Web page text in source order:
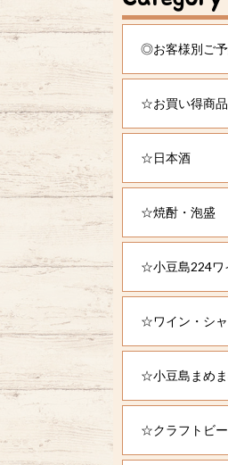
◎お客様別ご
☆お買い得商品
☆日本酒
☆焼酎・泡盛
☆小豆島224ワ
☆ワイン・シ
☆小豆島まめ
☆クラフトビ